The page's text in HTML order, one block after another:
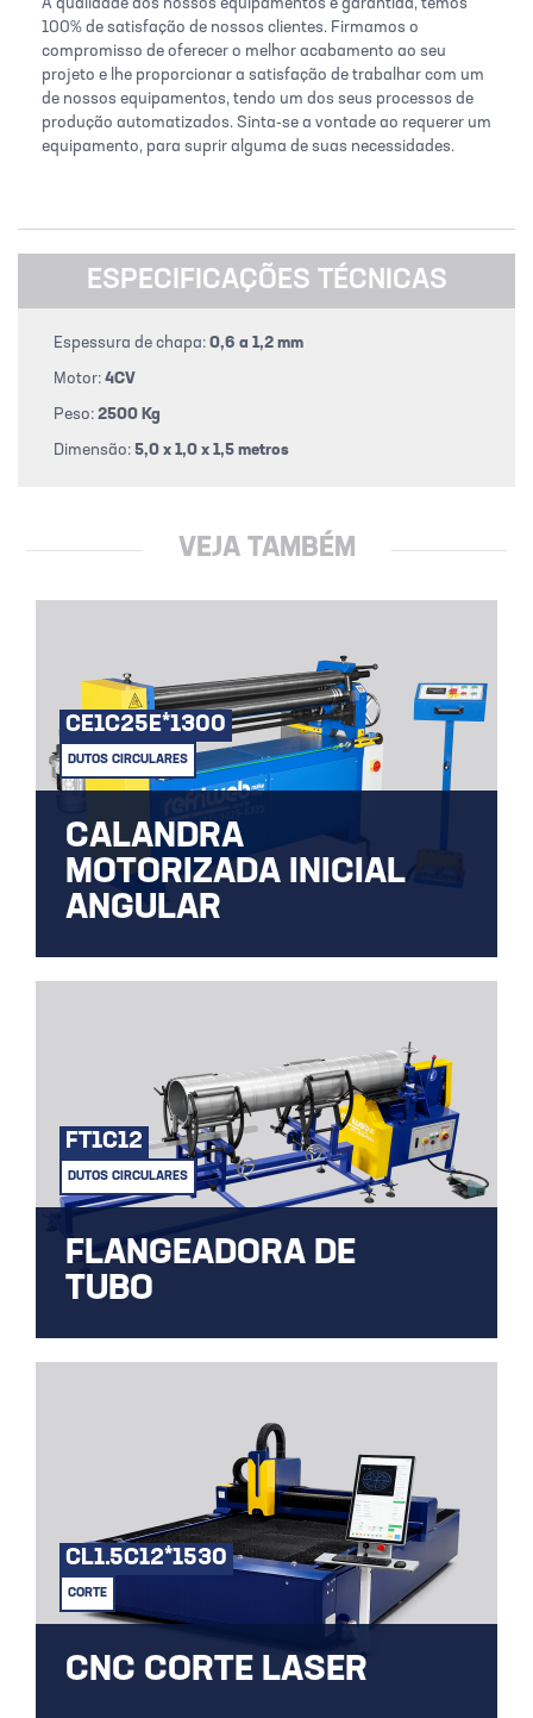
A qualidade dos nossos equipamentos é garantida, temos
100% de satisfação de nossos clientes. Firmamos o
compromisso de oferecer o melhor acabamento ao seu
projeto e lhe proporcionar a satisfação de trabalhar com um
de nossos equipamentos, tendo um dos seus processos de
produção automatizados. Sinta-se a vontade ao requerer um
equipamento, para suprir alguma de suas necessidades.
ESPECIFICAÇÕES TÉCNICAS
Espessura de chapa: 0,6 a 1,2 mm
Motor: 4CV
Peso: 2500 Kg
Dimensão: 5,0 x 1,0 x 1,5 metros
VEJA TAMBÉM
CE1C25E*1300
DUTOS CIRCULARES
CALANDRA
MOTORIZADA INICIAL
ANGULAR
FT1C12
DUTOS CIRCULARES
FLANGEADORA DE
TUBO
CL1.5C12*1530
CORTE
CNC CORTE LASER